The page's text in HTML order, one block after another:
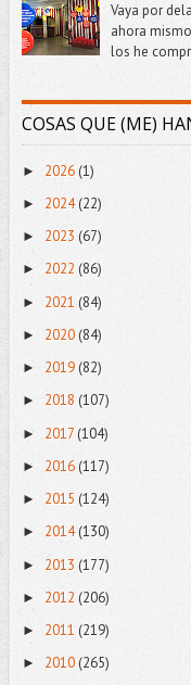
Vaya por
ahora
los he
COSAS QUE (ME)
► 2026(1)
► 2024(22)
► 2023 (67)
► 2022 (86)
► 2021 (84)
► 2020(84)
► 2019(82)
► 2018 (107)
► 2017 (104)
► 2016 (117)
► 2015 (124)
► 2014(130)
► 2013 (177)
► 2012 (206)
► 2011 (219)
► 2010(265)